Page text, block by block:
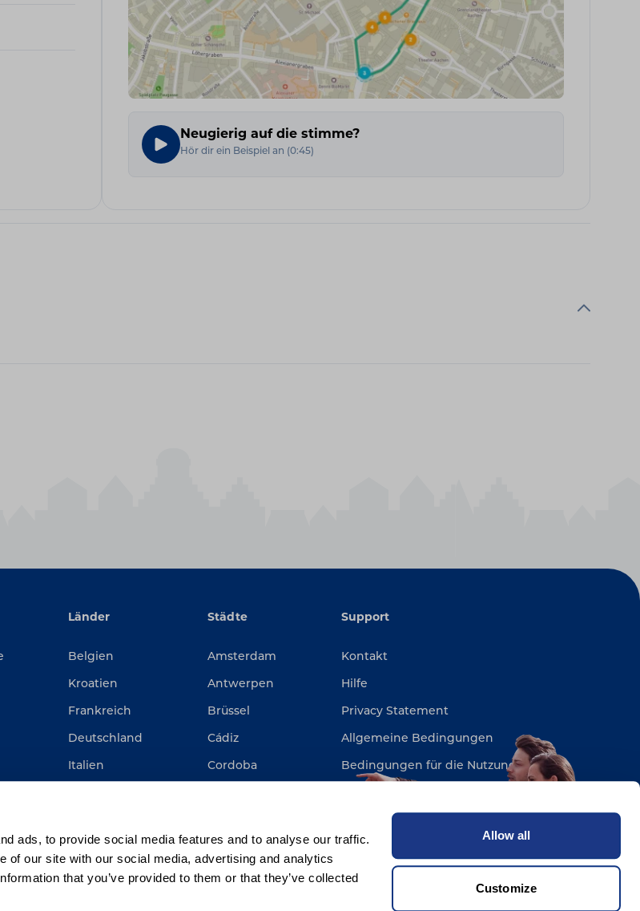
ads, to provide social media features and to analyse our traffic.
of our site with our social media, advertising and analytics
that you’ve provided to them or that they’ve collected
Allow all
Customize
Neugierig auf die stimme?
Hör dir ein Beispiel an (0:45)
Länder
Belgien
Kroatien
Frankreich
Deutschland
Italien
Städte
Amsterdam
Antwerpen
Brüssel
Cádiz
Cordoba
Rotterdam
Support
Kontakt
Hilfe
Privacy Statement
Allgemeine Bedingungen
Bedingungen für die Nutzung